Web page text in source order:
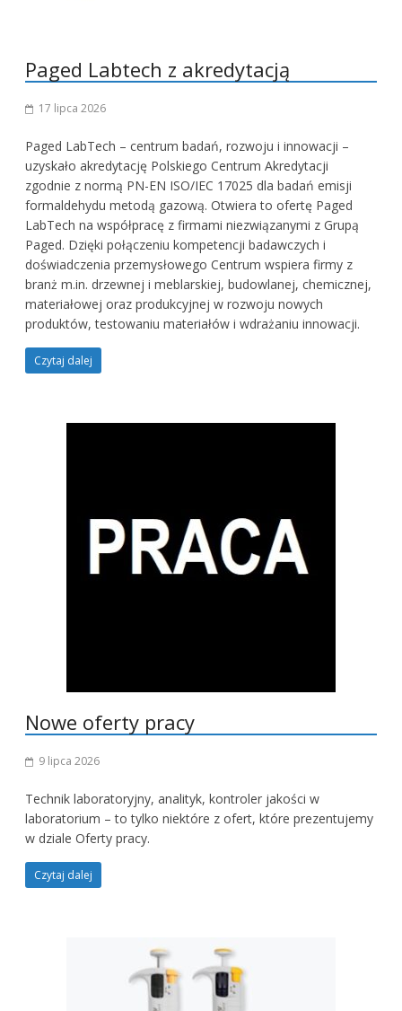
Paged Labtech z akredytacją
17 lipca 2026
Paged LabTech – centrum badań, rozwoju i innowacji –
uzyskało akredytację Polskiego Centrum Akredytacji
zgodnie z normą PN-EN ISO/IEC 17025 dla badań emisji
formaldehydu metodą gazową. Otwiera to ofertę Paged
LabTech na współpracę z firmami niezwiązanymi z Grupą
Paged. Dzięki połączeniu kompetencji badawczych i
doświadczenia przemysłowego Centrum wspiera firmy z
branż m.in. drzewnej i meblarskiej, budowlanej, chemicznej,
materiałowej oraz produkcyjnej w rozwoju nowych
produktów, testowaniu materiałów i wdrażaniu innowacji.
Czytaj dalej
Nowe oferty pracy
9 lipca 2026
Technik laboratoryjny, analityk, kontroler jakości w
laboratorium – to tylko niektóre z ofert, które prezentujemy
w dziale Oferty pracy.
Czytaj dalej